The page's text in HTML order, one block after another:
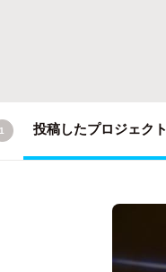
1 投稿したプロジェクト